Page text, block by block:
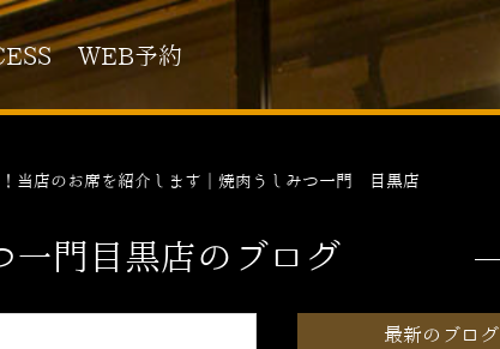
WEB予約
当店のお席を紹介します｜焼肉うしみつ一門 目黒店
一門目黒店のブログ
最新のブログ